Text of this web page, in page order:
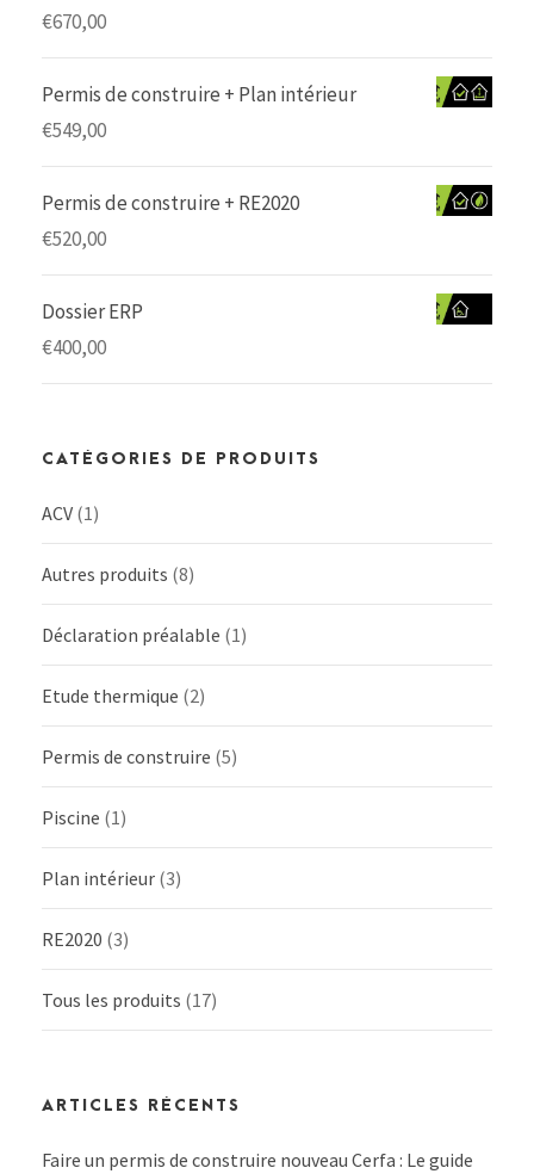
€670,00
Permis de construire + Plan intérieur
€549,00
Permis de construire + RE2020
€520,00
Dossier ERP
€400,00
CATÉGORIES DE PRODUITS
ACV (1)
Autres produits (8)
Déclaration préalable (1)
Etude thermique (2)
Permis de construire (5)
Piscine (1)
Plan intérieur (3)
RE2020 (3)
Tous les produits (17)
ARTICLES RÉCENTS
Faire un permis de construire nouveau Cerfa : Le guide